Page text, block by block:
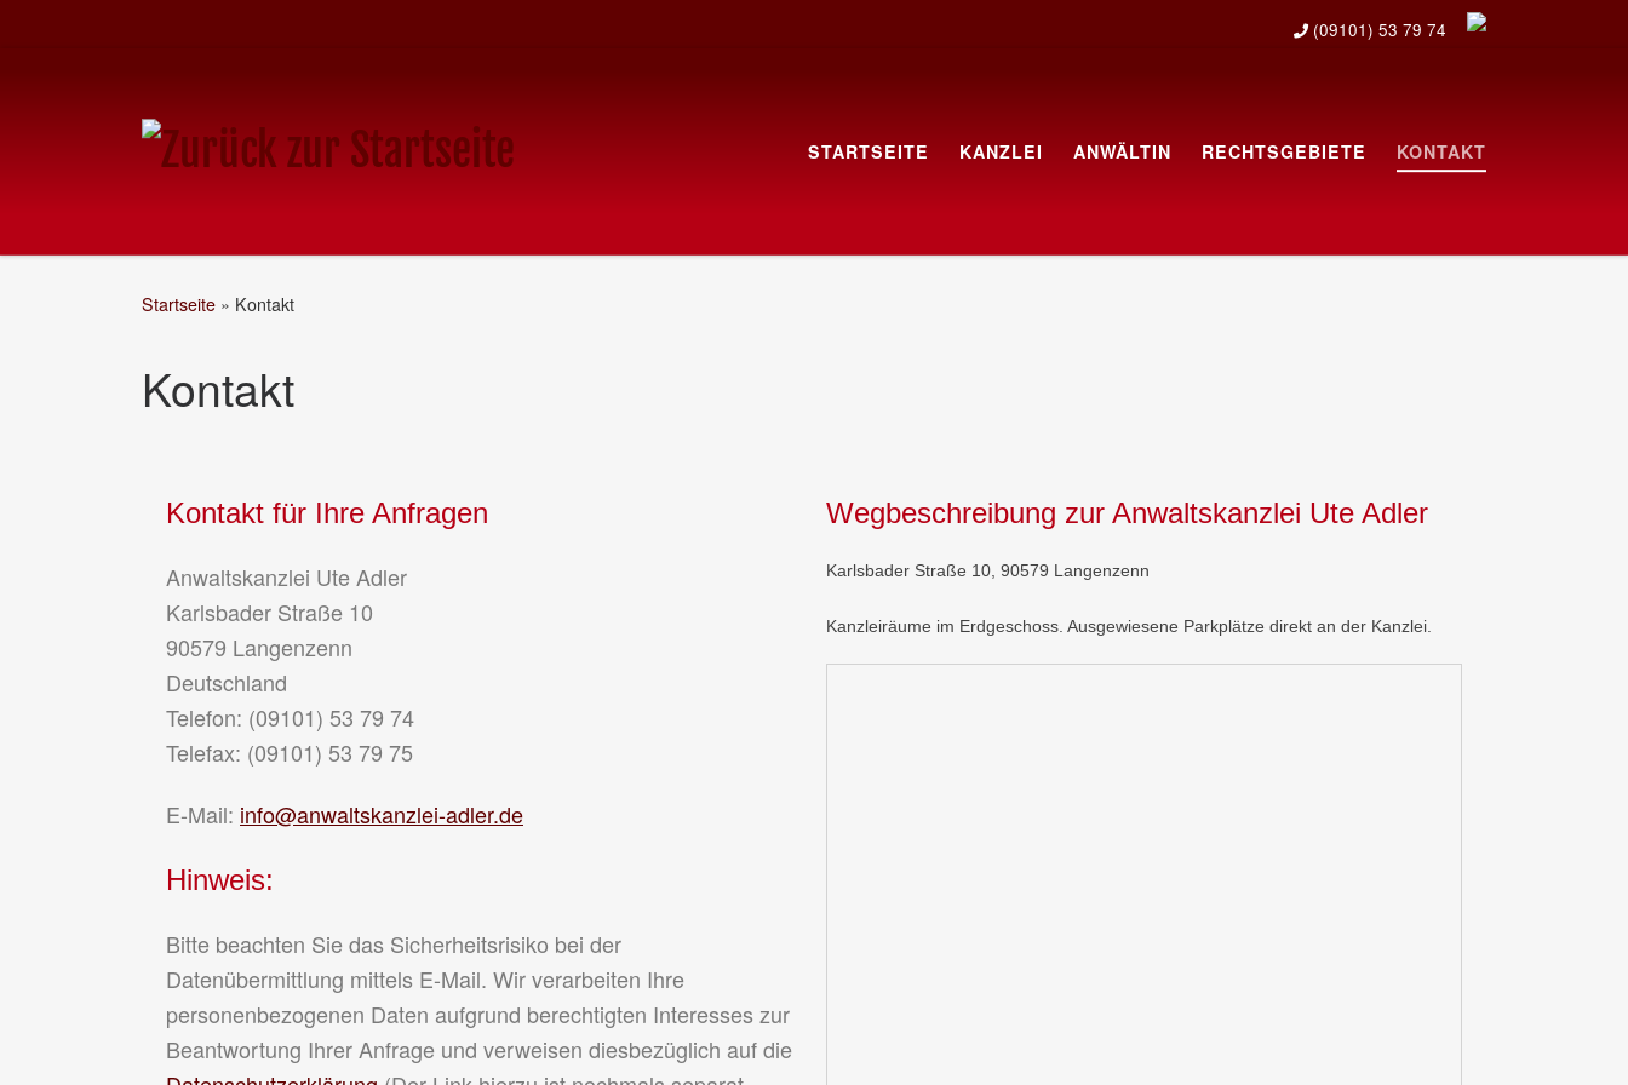
(09101) 53 79 74
STARTSEITE KANZLEI ANWÄLTIN RECHTSGEBIETE KONTAKT
Startseite » Kontakt
Kontakt
Kontakt für Ihre Anfragen
Anwaltskanzlei Ute Adler
Karlsbader Straße 10
90579 Langenzenn
Deutschland
Telefon: (09101) 53 79 74
Telefax: (09101) 53 79 75
E-Mail: info@anwaltskanzlei-adler.de
Hinweis:
Bitte beachten Sie das Sicherheitsrisiko bei der
Datenübermittlung mittels E-Mail. Wir verarbeiten Ihre
personenbezogenen Daten aufgrund berechtigten Interesses zur
Beantwortung Ihrer Anfrage und verweisen diesbezüglich auf die
Wegbeschreibung zur Anwaltskanzlei Ute Adler
Karlsbader Straße 10, 90579 Langenzenn
Kanzleiräume im Erdgeschoss. Ausgewiesene Parkplätze direkt an der Kanzlei.